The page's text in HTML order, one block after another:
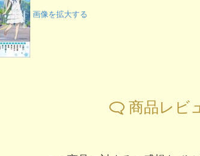
画像を拡大する
商品レビ